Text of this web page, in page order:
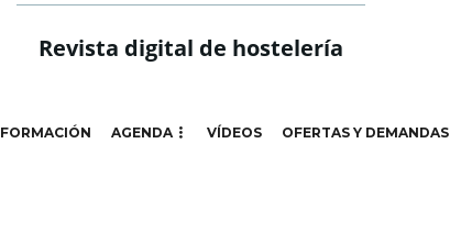
Revista digital de hostelería
FORMACIÓN AGENDA VÍDEOS OFERTAS Y DEMANDAS